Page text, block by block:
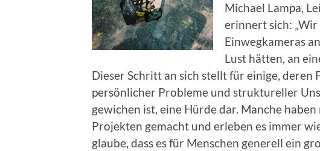
Michael Lampa,
erinnert sich:
Einwegkameras
Lust hätten, an
Dieser Schritt an sich stellt für einige,
persönlicher Probleme und struktureller
gewichen ist, eine Hürde dar. Manche
Projekten gemacht und erleben es immer
glaube, dass es für Menschen generell ein